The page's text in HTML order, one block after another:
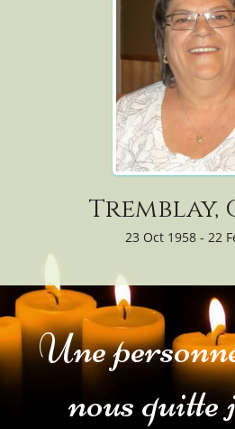
Tremblay,
23 Oct 1958 - 22
Une
nous